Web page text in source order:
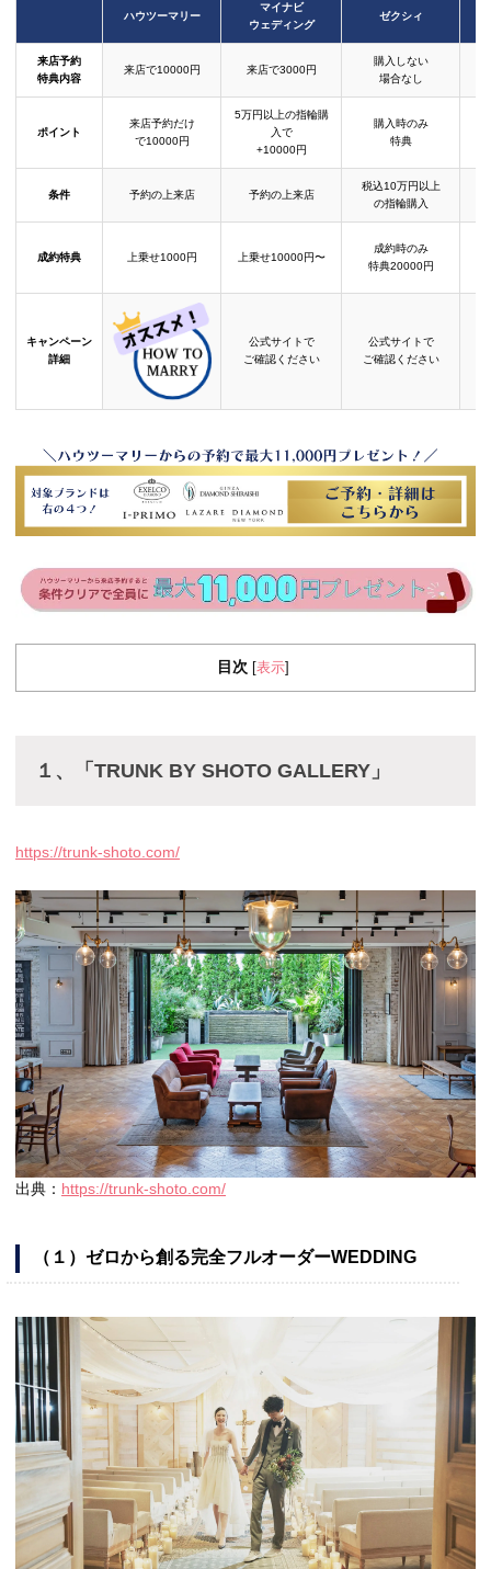
ハウツーマリー
マイナビ
ウェディング
ゼクシィ
来店予約
特典内容
来店で10000円 来店で3000円
購入しない
場合なし
ポイント
来店予約だけ
で10000円
5万円以上の指輪購
入で
+10000円
購入時のみ
特典
条件 予約の上来店 予約の上来店
税込10万円以上
の指輪購入
成約特典 上乗せ1000円 上乗せ10000円〜
成約時のみ
特典20000円
キャンペーン
詳細
公式サイトで
ご確認ください
公式サイトで
ご確認ください
目次 [表示]
１、「TRUNK BY SHOTO GALLERY」
https://trunk-shoto.com/
出典： https://trunk-shoto.com/
（１）ゼロから創る完全フルオーダーWEDDING